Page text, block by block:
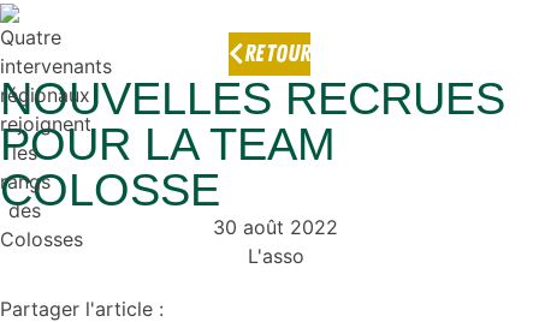
RETOUR
NOUVELLES RECRUES
POUR LA TEAM
COLOSSE
30 août 2022
L'asso
Partager l'article :